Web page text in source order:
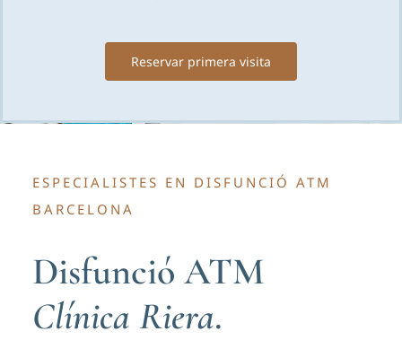
Reservar primera visita
ESPECIALISTES EN DISFUNCIÓ ATM
BARCELONA
Disfunció ATM
Clínica Riera.